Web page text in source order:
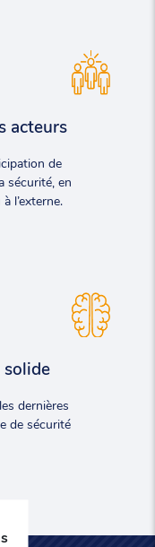
acteurs
de
sécurité, en
l’externe.
solide
dernières
de sécurité